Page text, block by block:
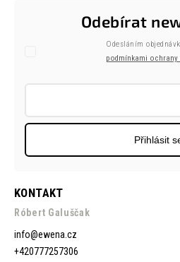
KONTAKT
Róbert Galuščak
info@ewena.cz
+420777257306
Odebírat
Odesláním
podmínkami
Přihlásit